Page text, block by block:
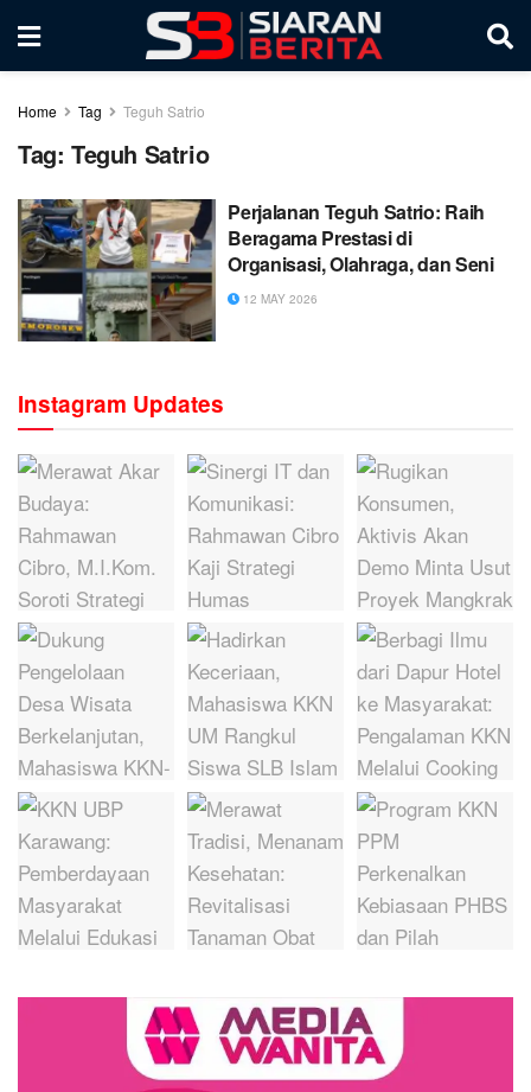
Home Tag Teguh Satrio
Tag: Teguh Satrio
Perjalanan Teguh Satrio: Raih
Beragama Prestasi di
Organisasi, Olahraga, dan Seni
12 MAY 2026
Instagram Updates